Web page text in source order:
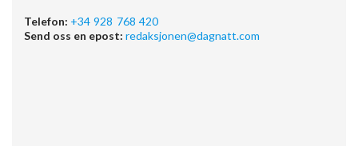
Telefon: +34 928 768 420
Send oss en epost: redaksjonen@dagnatt.com